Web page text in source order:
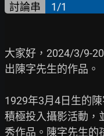
討論串 1/1
大家好，2024/3/9-
出陳字先生的作品。
1929年3月4日生的
積極投入攝影活動，
秀作品。陳字先生的